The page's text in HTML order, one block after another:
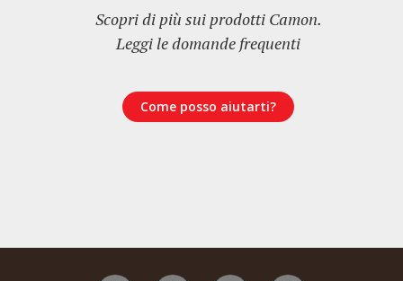
Scopri di più sui prodotti Camon.
Leggi le domande frequenti
Come posso aiutarti?